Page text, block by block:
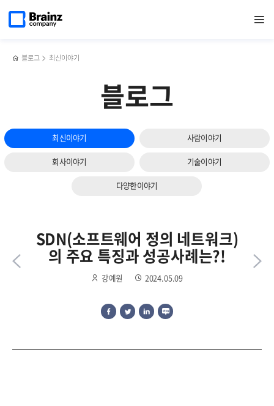
열기
페이지로
블로그 최신이야기
블로그
최신이야기 사람이야기
회사이야기 기술이야기
다양한이야기
이벤트
SDN(소프트웨어 정의 네트워크)
의 주요 특징과 성공사례는?!
강예원 2024.05.09
뉴스레터,
소개합니다!
다음
슬라이드